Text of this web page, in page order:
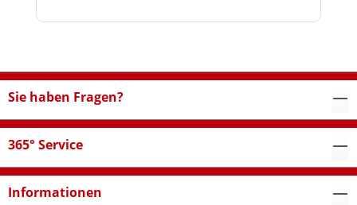
Sie haben Fragen?
365° Service
Informationen